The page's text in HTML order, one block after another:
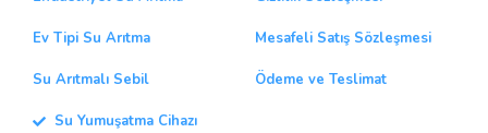
Ev Tipi Su Arıtma
Su Arıtmalı Sebil
Su Yumuşatma Cihazı
Mesafeli Satış Sözleşmesi
Ödeme ve Teslimat